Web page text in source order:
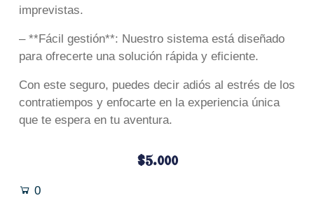
imprevistas.
– **Fácil gestión**: Nuestro sistema está diseñado
para ofrecerte una solución rápida y eficiente.
Con este seguro, puedes decir adiós al estrés de los
contratiempos y enfocarte en la experiencia única
que te espera en tu aventura.
$5.000
0